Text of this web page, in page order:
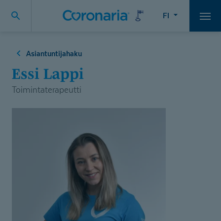
FI
Asiantuntijahaku
Essi Lappi
Toimintaterapeutti